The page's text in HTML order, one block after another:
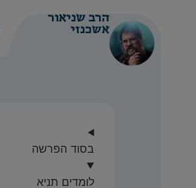
הרב שניאור
אשכנזי
בסוד הפרשה
לומדים תניא